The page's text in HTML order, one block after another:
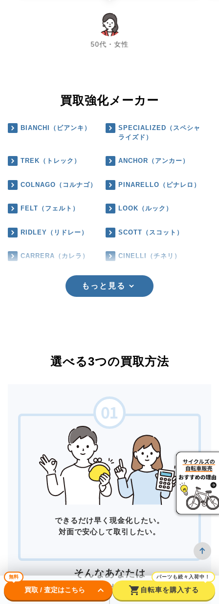
50代・女性
chevron_left chevron_right
買取強化メーカー
BIANCHI（ビアンキ）
SPECIALIZED（スペシャ
ライズド）
TREK（トレック） ANCHOR（アンカー）
COLNAGO（コルナゴ） PINARELLO（ピナレロ）
FELT（フェルト） LOOK（ルック）
RIDLEY（リドレー） SCOTT（スコット）
CARRERA（カレラ） CINELLI（チネリ）
もっと見る
選べる3つの買取方法
できるだけ早く現金化したい。
対面で安心して取引したい。
そんなあなたは
店頭買取がおすすめ！
無料
買取 / 査定はこちら keyboard_arrow_down shopping_cart
パーツも続々入荷中！
自転車を購入する